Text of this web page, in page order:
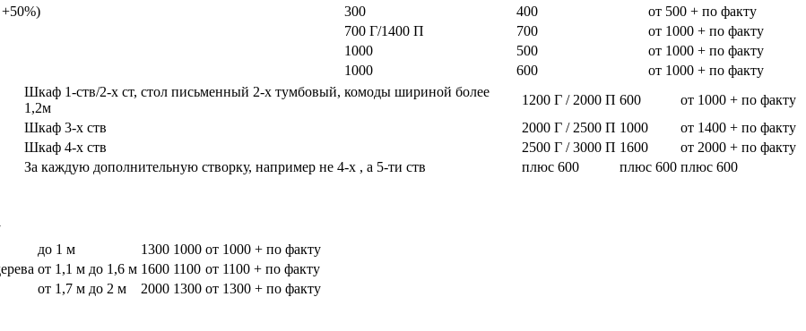
+50%)
300 400
от 500 + по факту
700 Г/1400 П 700
от 1000 + по факту
1000 500
от 1000 + по факту
1000 600 от 1000 + по факту
Шкаф 1-ств/2-х ст, стол письменный 2-х тумбовый, комоды шириной более
1,2м
1200 Г / 2000 П 600
от 1000 + по факту
Шкаф 3-х ств
2000 Г / 2500 П 1000
от 1400 + по факту
Шкаф 4-х ств
2500 Г / 3000 П 1600
от 2000 + по факту
За каждую дополнительную створку, например не 4-х , а 5-ти ств
плюс 600 плюс 600 плюс 600
до 1 м 1300 1000 от 1000 + по факту
от 1,1 м до 1,6 м 1600 1100 от 1100 + по факту
от 1,7 м до 2 м
2000 1300 от 1300 + по факту